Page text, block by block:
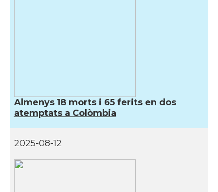
Almenys 18 morts i 65 ferits en dos
atemptats a Colòmbia
2025-08-12